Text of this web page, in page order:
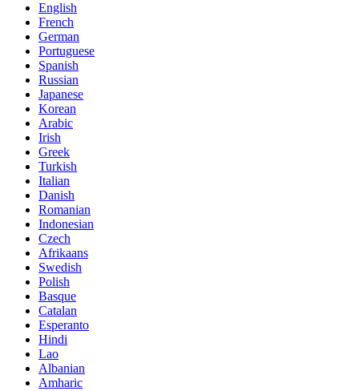
English
French
German
Portuguese
Spanish
Russian
Japanese
Korean
Arabic
Irish
Greek
Turkish
Italian
Danish
Romanian
Indonesian
Czech
Afrikaans
Swedish
Polish
Basque
Catalan
Esperanto
Hindi
Lao
Albanian
Amharic